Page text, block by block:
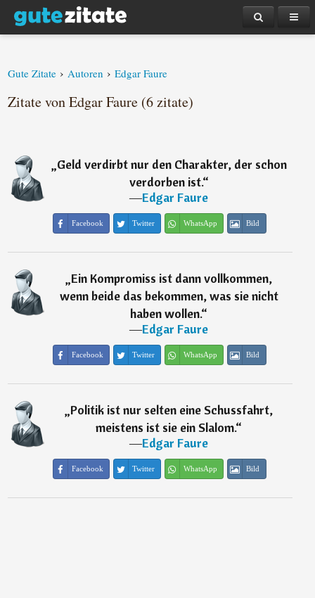
Gute Zitate › Autoren › Edgar Faure
Zitate von Edgar Faure (6 zitate)
„Geld verdirbt nur den Charakter, der schon
verdorben ist.“
―Edgar Faure
Facebook Twitter WhatsApp Bild
„Ein Kompromiss ist dann vollkommen,
wenn beide das bekommen, was sie nicht
haben wollen.“
―Edgar Faure
Facebook Twitter WhatsApp Bild
„Politik ist nur selten eine Schussfahrt,
meistens ist sie ein Slalom.“
―Edgar Faure
Facebook Twitter WhatsApp Bild